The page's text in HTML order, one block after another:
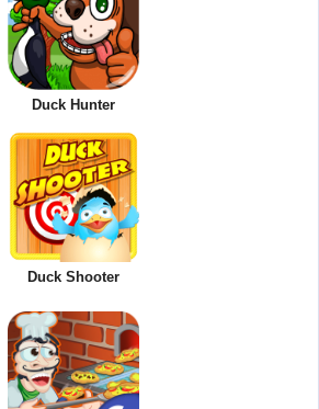
Duck Hunter
Duck Shooter